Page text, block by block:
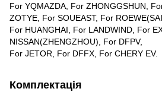
For YQMAZDA, For ZHONGGSHUN,
ZOTYE, For SOUEAST, For
For HUANGHAI, For LANDWIND, For
NISSAN(ZHENGZHOU), For DFPV,
For JETOR, For DFFX, For CHERY EV.
Комплектація